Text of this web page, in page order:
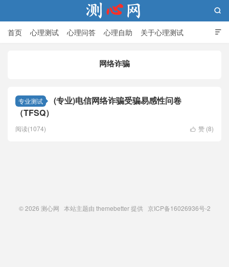

首页 心理测试 心理问答 心理自助 关于心理测试

网络诈骗
专业测试
(专业)电信网络诈骗受骗易感性问卷
（TFSQ）
 赞 (8)
阅读(1074)
© 2026 测心网 本站主题由 themebetter提供 京ICP备16026936号-2